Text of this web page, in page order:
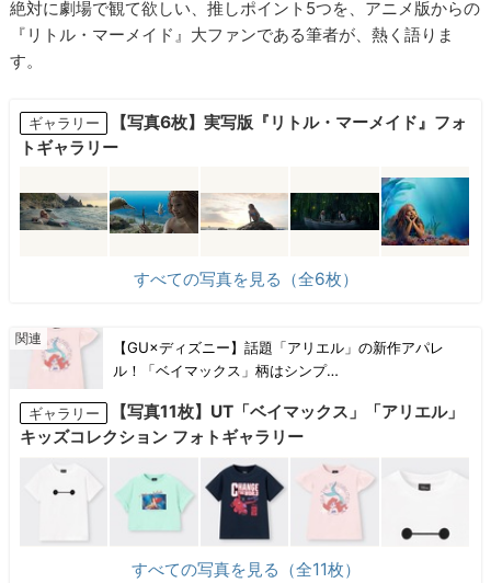
絶対に劇場で観て欲しい、推しポイント5つを、アニメ版からの
『リトル・マーメイド』大ファンである筆者が、熱く語りま
す。
ギャラリー
【写真6枚】実写版『リトル・マーメイド』フォ
トギャラリー
すべての写真を見る（全6枚）
【GU×ディズニー】話題「アリエル」の新作アパレ
ル！「ベイマックス」柄はシンプ…
ギャラリー
【写真11枚】UT「ベイマックス」「アリエル」
キッズコレクション フォトギャラリー
すべての写真を見る（全11枚）